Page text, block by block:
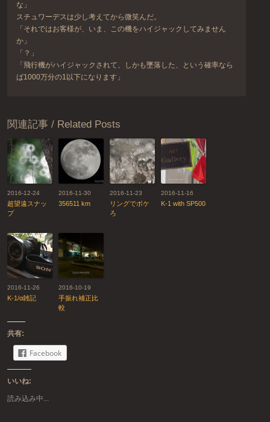
な」
スチュワーデスは少し考えてから微笑んだ。
「それではお客様が、いま、この機をハイジャックしてみません
か」
「？」
「飛行機がハイジャックされて、しかも墜落した、という確率なら
ば1000万分の1以下になります」
関連記事 / Related Posts
2016-12-24
超望遠スナッ
プ
2016-11-30
356511 km
2016-11-23
リングでボケ
ろ
2016-11-16
K-1 with SP500
2016-11-26
K-1/α雑記
2016-10-19
手振れ補正比
較
共有:
Facebook
いいね:
読み込み中...